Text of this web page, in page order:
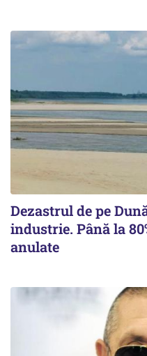
Dezastrul de pe
industrie. Până la
anulate